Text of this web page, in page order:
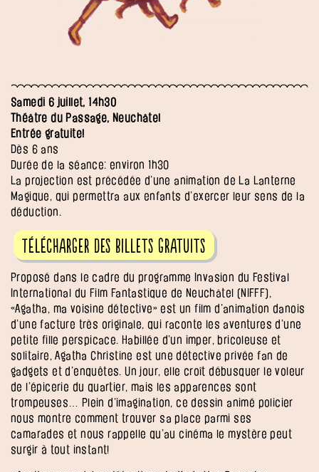
Samedi 6 juillet, 14h30
Théâtre du Passage, Neuchâtel
Entrée gratuite!
Dès 6 ans
Durée de la séance: environ 1h30
La projection est précédée d’une animation de La Lanterne
Magique, qui permettra aux enfants d’exercer leur sens de la
déduction.
Télécharger des billets gratuits
Proposé dans le cadre du programme Invasion du Festival
International du Film Fantastique de Neuchâtel (NIFFF),
«Agatha, ma voisine détective» est un film d’animation danois
d’une facture très originale, qui raconte les aventures d’une
petite fille perspicace. Habillée d’un imper, bricoleuse et
solitaire, Agatha Christine est une détective privée fan de
gadgets et d’enquêtes. Un jour, elle croît débusquer le voleur
de l’épicerie du quartier, mais les apparences sont
trompeuses… Plein d’imagination, ce dessin animé policier
nous montre comment trouver sa place parmi ses
camarades et nous rappelle qu’au cinéma le mystère peut
surgir à tout instant!